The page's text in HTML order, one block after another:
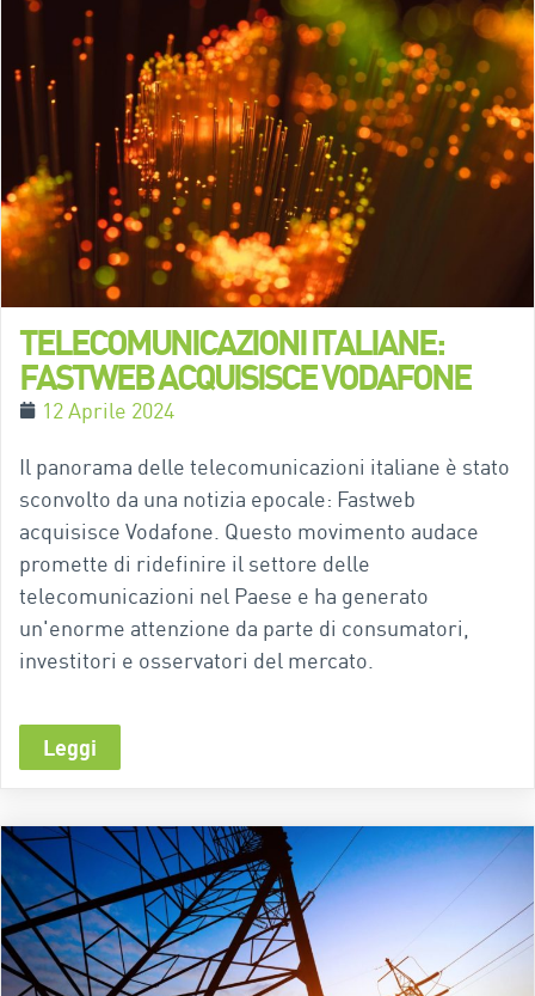
TELECOMUNICAZIONI ITALIANE:
FASTWEB ACQUISISCE VODAFONE
12 Aprile 2024
Il panorama delle telecomunicazioni italiane è stato
sconvolto da una notizia epocale: Fastweb
acquisisce Vodafone. Questo movimento audace
promette di ridefinire il settore delle
telecomunicazioni nel Paese e ha generato
un'enorme attenzione da parte di consumatori,
investitori e osservatori del mercato.
Leggi